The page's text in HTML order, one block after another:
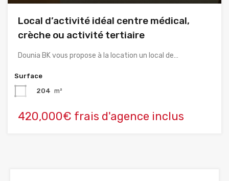
Local d’activité idéal centre médical,
crèche ou activité tertiaire
Dounia BK vous propose à la location un local de…
Surface
204 m²
420,000€ frais d'agence inclus